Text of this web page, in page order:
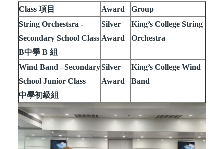
Class 項目 Award
Group
String Orchestsra -
Secondary School Class
B中學 B 組
Silver
Award
King’s College String
Orchestra
Wind Band –Secondary
School Junior Class
中學初級組
Silver
Award
King’s College Wind
Band